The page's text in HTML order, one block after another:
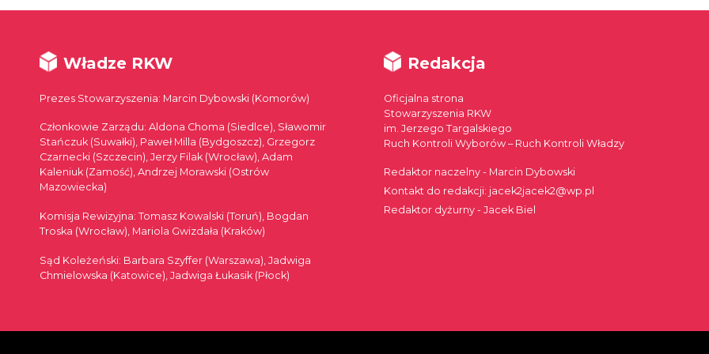
Władze RKW
Prezes Stowarzyszenia: Marcin Dybowski (Komorów)
Członkowie Zarządu: Aldona Choma (Siedlce), Sławomir
Stańczuk (Suwałki), Paweł Milla (Bydgoszcz), Grzegorz
Czarnecki (Szczecin), Jerzy Filak (Wrocław), Adam
Kaleniuk (Zamość), Andrzej Morawski (Ostrów
Mazowiecka)
Komisja Rewizyjna: Tomasz Kowalski (Toruń), Bogdan
Troska (Wrocław), Mariola Gwizdała (Kraków)
Sąd Koleżeński: Barbara Szyffer (Warszawa), Jadwiga
Chmielowska (Katowice), Jadwiga Łukasik (Płock)
Redakcja
Oficjalna strona
Stowarzyszenia RKW
im. Jerzego Targalskiego
Ruch Kontroli Wyborów – Ruch Kontroli Władzy
Redaktor naczelny - Marcin Dybowski
Kontakt do redakcji: jacek2jacek2@wp.pl
Redaktor dyżurny - Jacek Biel